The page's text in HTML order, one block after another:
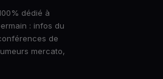
dédié à
: infos du
de
mercato,